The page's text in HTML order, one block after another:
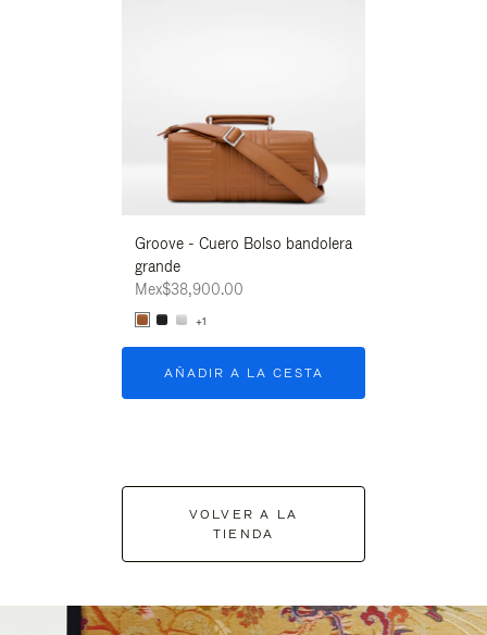
Groove - Cuero Bolso bandolera
grande
Mex$38,900.00
+1
AÑADIR A LA CESTA
VOLVER A LA
TIENDA